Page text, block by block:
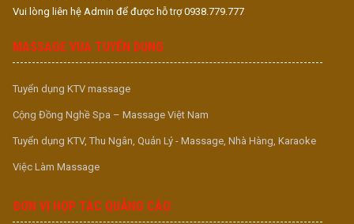
Vui lòng liên hệ Admin để được hỗ trợ 0938.779.777
MASSAGE VUA TUYỂN DỤNG
Tuyển dụng KTV massage
Cộng Đồng Nghề Spa – Massage Việt Nam
Tuyển dụng KTV, Thu Ngân, Quản Lý - Massage, Nhà Hàng, Karaoke
Việc Làm Massage
ĐƠN VỊ HỢP TÁC QUẢNG CÁO